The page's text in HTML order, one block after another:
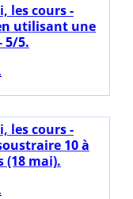
les cours -
utilisant une
5/5.
les cours -
10 à
(18 mai).